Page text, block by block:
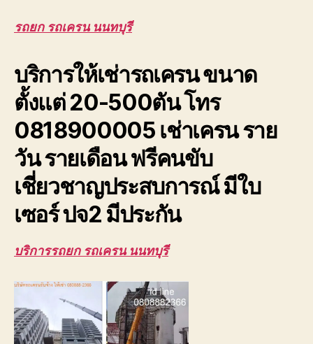
ยก
โครง
หลังคา
โรงงาน
ให้
ถูก
รถยก รถเครน นนทบุรี
บริการให้เช่ารถเครน ขนาด
ตั้งแต่ 20-500ตัน โทร
0818900005 เช่าเครน ราย
วัน รายเดือน ฟรีคนขับ
เชี่ยวชาญประสบการณ์ มีใบ
เซอร์ ปจ2 มีประกัน
บริการรถยก รถเครน นนทบุรี